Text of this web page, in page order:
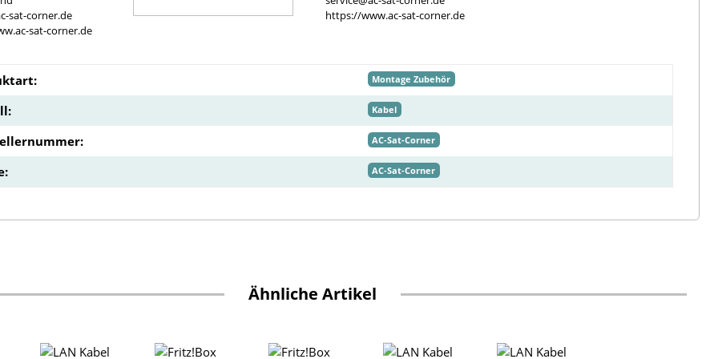
sat-corner.de
sat-corner.de
https://www.ac-sat-corner.de
Montage Zubehör
Kabel
AC-Sat-Corner
AC-Sat-Corner
Ähnliche Artikel